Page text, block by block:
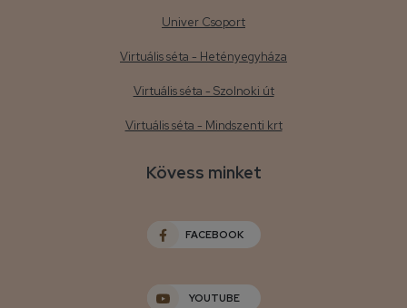
Univer Csoport
Virtuális séta - Hetényegyháza
Virtuális séta - Szolnoki út
Virtuális séta - Mindszenti krt
Kövess minket
FACEBOOK
YOUTUBE